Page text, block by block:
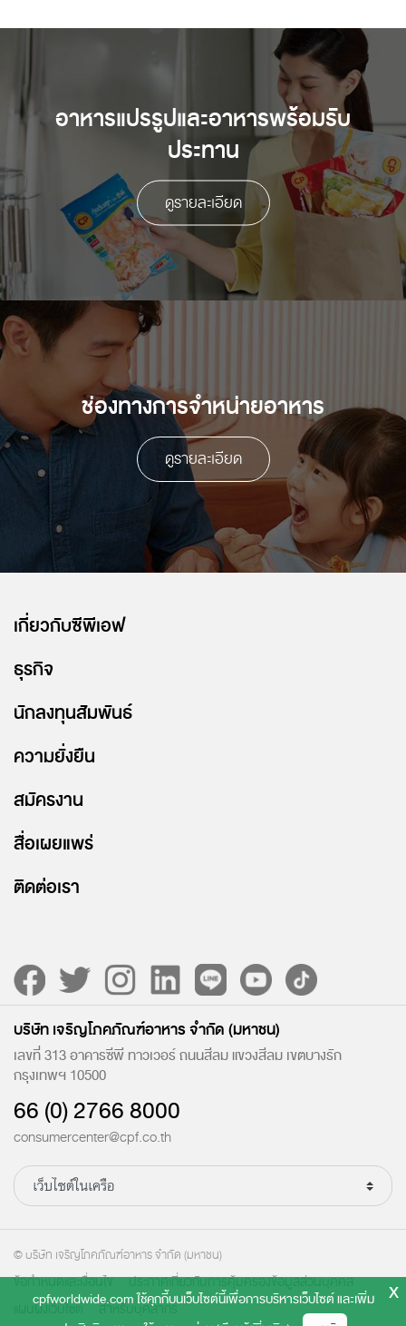
อาหารแปรรูปและอาหารพร้อมรับ
ประทาน
ดูรายละเอียด
ช่องทางการจําหน่ายอาหาร
ดูรายละเอียด
cpfworldwide.com ใช้คุกกี้บนเว็บไซต์นี้เพื่อการบริหารเว็บไซต์ และเพิ่ม
x
เกี่ยวกับซีพีเอฟ
ธุรกิจ
นักลงทุนสัมพันธ์
ความยั่งยืน
สมัครงาน
สื่อเผยแพร่
ติดต่อเรา
บริษัท เจริญโภคภัณฑ์อาหาร จำกัด (มหาชน)
เลขที่ 313 อาคารซีพี ทาวเวอร์ ถนนสีลม แขวงสีลม เขตบางรัก
กรุงเทพฯ 10500
66 (0) 2766 8000
consumercenter@cpf.co.th
© บริษัท เจริญโภคภัณฑ์อาหาร จำกัด (มหาชน)
ข้อกำหนดและเงื่อนไข
ประกาศเกี่ยวกับการคุ้มครองข้อมูลส่วนบุคคล
แผนผังเว็บไซต์
สำหรับบุคลากร